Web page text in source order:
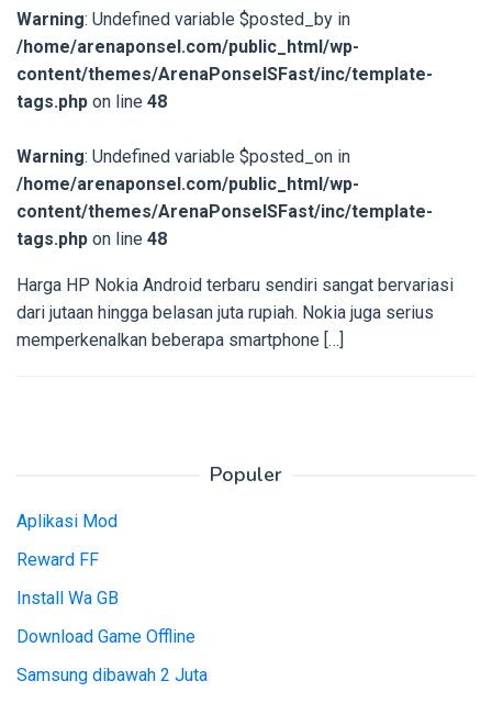
Warning: Undefined variable $posted_by in
/home/arenaponsel.com/public_html/wp-
content/themes/ArenaPonselSFast/inc/template-
tags.php on line 48
Warning: Undefined variable $posted_on in
/home/arenaponsel.com/public_html/wp-
content/themes/ArenaPonselSFast/inc/template-
tags.php on line 48
Harga HP Nokia Android terbaru sendiri sangat bervariasi
dari jutaan hingga belasan juta rupiah. Nokia juga serius
memperkenalkan beberapa smartphone […]
Populer
Aplikasi Mod
Reward FF
Install Wa GB
Download Game Offline
Samsung dibawah 2 Juta